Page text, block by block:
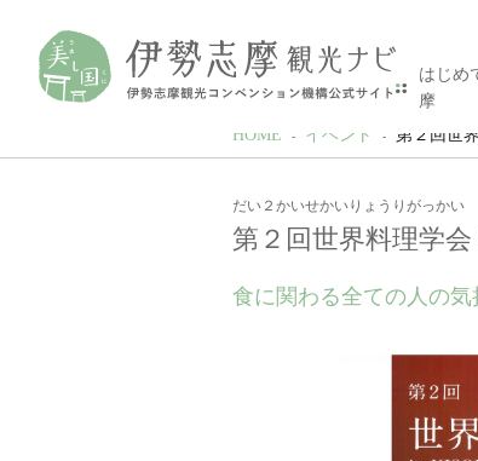
はじめ
摩
HOME イベント 第２回世
だい２かいせかいりょうりがっかい
第２回世界料理学
食に関わる全ての人の